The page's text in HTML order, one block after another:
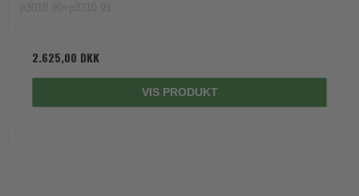
2.625,00 DKK
VIS PRODUKT